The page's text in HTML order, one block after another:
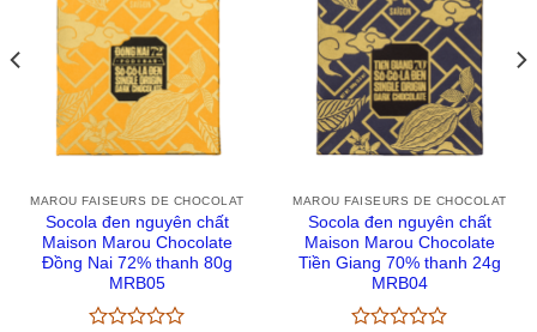
MAROU FAISEURS DE CHOCOLAT
Socola đen nguyên chất
Maison Marou Chocolate
Đồng Nai 72% thanh 80g
MRB05
MAROU FAISEURS DE CHOCOLAT
Socola đen nguyên chất
Maison Marou Chocolate
Tiền Giang 70% thanh 24g
MRB04